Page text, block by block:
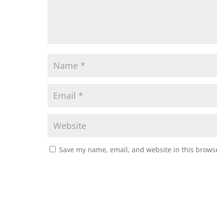
Save my name, email, and website in this